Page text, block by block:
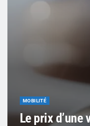
MOBILITÉ
Le prix d’une